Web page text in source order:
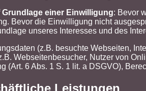
einer Einwilligung: Bevor
Bevor die Einwilligung nicht
unseres Interesses und des
(z.B. besuchte Webseiten,
Webseitenbesucher, Nutzer von
(Art. 6 Abs. 1 S. 1 lit. a DSGVO),
Leistungen